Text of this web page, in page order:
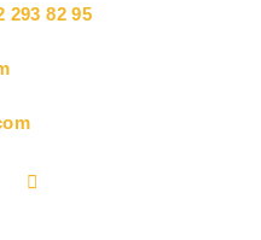
293 82 95